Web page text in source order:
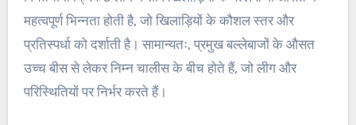
महत्वपूर्ण भिन्नता होती है, जो खिलाड़ियों के कौशल स्तर और
प्रतिस्पर्धा को दर्शाती है। सामान्यतः, प्रमुख बल्लेबाजों के औसत
उच्च बीस से लेकर निम्न चालीस के बीच होते हैं, जो लीग और
परिस्थितियों पर निर्भर करते हैं।